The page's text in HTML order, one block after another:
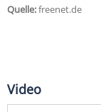
Quelle:freenet.de
Video